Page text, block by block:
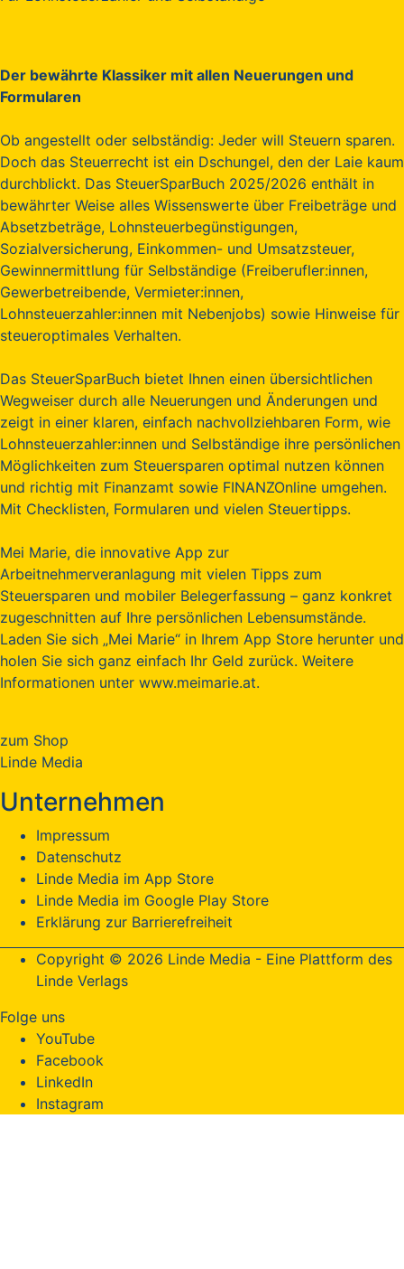
Der bewährte Klassiker mit allen Neuerungen und
Formularen
Ob angestellt oder selbständig: Jeder will Steuern sparen.
Doch das Steuerrecht ist ein Dschungel, den der Laie kaum
durchblickt. Das SteuerSparBuch 2025/2026 enthält in
bewährter Weise alles Wissenswerte über Freibeträge und
Absetzbeträge, Lohnsteuerbegünstigungen,
Sozialversicherung, Einkommen- und Umsatzsteuer,
Gewinnermittlung für Selbständige (Freiberufler:innen,
Gewerbetreibende, Vermieter:innen,
Lohnsteuerzahler:innen mit Nebenjobs) sowie Hinweise für
steueroptimales Verhalten.
Das SteuerSparBuch bietet Ihnen einen übersichtlichen
Wegweiser durch alle Neuerungen und Änderungen und
zeigt in einer klaren, einfach nachvollziehbaren Form, wie
Lohnsteuerzahler:innen und Selbständige ihre persönlichen
Möglichkeiten zum Steuersparen optimal nutzen können
und richtig mit Finanzamt sowie FINANZOnline umgehen.
Mit Checklisten, Formularen und vielen Steuertipps.
Mei Marie, die innovative App zur
Arbeitnehmerveranlagung mit vielen Tipps zum
Steuersparen und mobiler Belegerfassung – ganz konkret
zugeschnitten auf Ihre persönlichen Lebensumstände.
Laden Sie sich „Mei Marie“ in Ihrem App Store herunter und
holen Sie sich ganz einfach Ihr Geld zurück. Weitere
Informationen unter www.meimarie.at.
zum Shop
Linde Media
Unternehmen
Impressum
Datenschutz
Linde Media im App Store
Linde Media im Google Play Store
Erklärung zur Barrierefreiheit
Copyright © 2026 Linde Media - Eine Plattform des
Linde Verlags
Folge uns
YouTube
Facebook
LinkedIn
Instagram